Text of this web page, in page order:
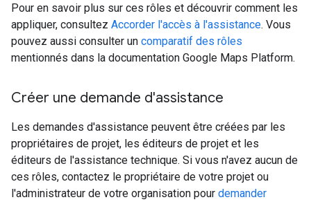
Pour en savoir plus sur ces rôles et découvrir comment les
appliquer, consultez Accorder l'accès à l'assistance. Vous
pouvez aussi consulter un comparatif des rôles
mentionnés dans la documentation Google Maps Platform.
Créer une demande d'assistance
Les demandes d'assistance peuvent être créées par les
propriétaires de projet, les éditeurs de projet et les
éditeurs de l'assistance technique. Si vous n'avez aucun de
ces rôles, contactez le propriétaire de votre projet ou
l'administrateur de votre organisation pour demander